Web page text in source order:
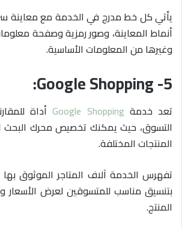
يأتي كل خط مدرج في الخدمة مع
أنماط المعاينة، وصور رمزية وصفحة
وغيرها من المعلومات الأساسية.
5- Google Shopping:
تعد خدمة Google Shoppingأداة
التسوق، حيث يمكنك تخصيص محرك البحث
المنتجات المختلفة.
تفهرس الخدمة آلاف المتاجر الموثوق بها
بتنسيق مناسب للمتسوقين لعرض الأسعار
المنتج.